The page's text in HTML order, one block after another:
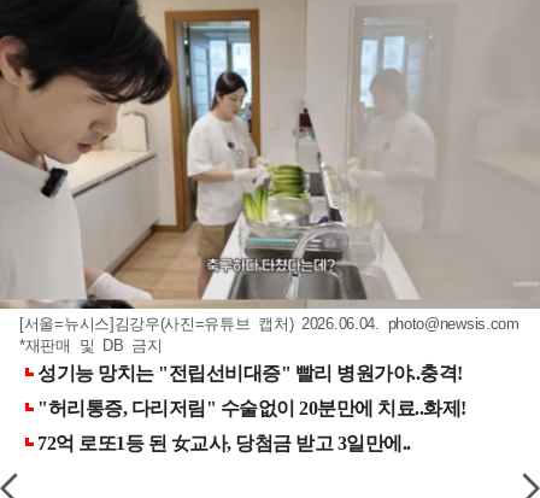
[서울=뉴시스]김강우(사진=유튜브 캡처) 2026.06.04. photo@newsis.com
*재판매 및 DB 금지